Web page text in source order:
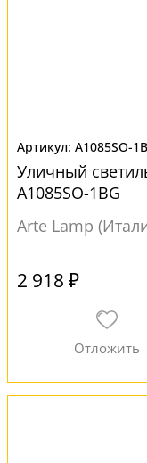
A1085SO-
Уличный
A1085SO-1BG
Arte Lamp
2 918 ₽